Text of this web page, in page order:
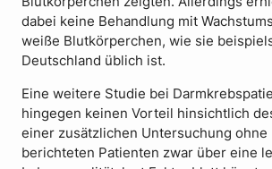
dabei keine Behandlung mit
weiße Blutkörperchen, wie sie
Deutschland üblich ist.
Eine weitere Studie bei
hingegen keinen Vorteil hinsichtlich
einer zusätzlichen Untersuchung ohne
berichteten Patienten zwar über eine